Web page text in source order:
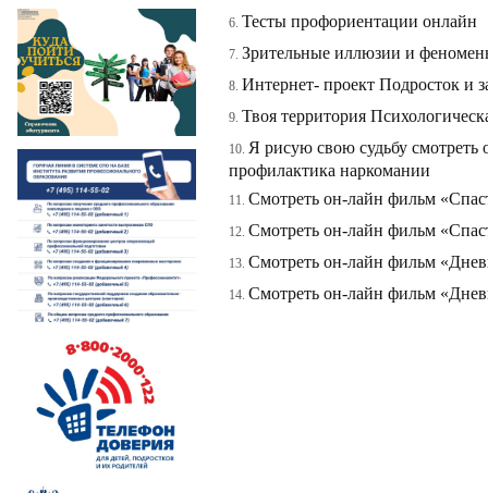
Тесты профориентации онлайн
Зрительные иллюзии и
Интернет- проект Подросток и
Твоя территория
Я рисую свою судьбу
профилактика наркомании
Смотреть он-лайн фильм
Смотреть он-лайн фильм
Смотреть он-лайн фильм
Смотреть он-лайн фильм